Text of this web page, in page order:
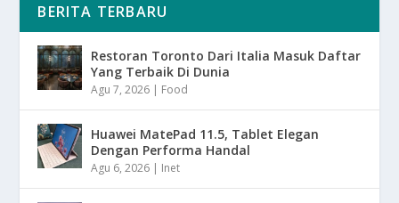
BERITA TERBARU
Restoran Toronto Dari Italia Masuk Daftar
Yang Terbaik Di Dunia
Agu 7, 2026 | Food
Huawei MatePad 11.5, Tablet Elegan
Dengan Performa Handal
Agu 6, 2026 | Inet